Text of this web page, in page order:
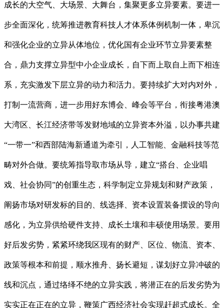
成长的大空气、大场景、大舞台，集聚更多立异要素。要进一
步全面深化，统筹推进教育科技人才体系体例机制一体，卑沉
和强化企业的立异从体地位，优化国有企业环节立异要素整
合，鼎力支撑立异型中小企业成长，自下而上取自上而下相连
系，充实激发下层立异的动力和活力。要持续扩大对内对外，
打制一流营商，进一步用好东博会、峰会等平台，衔接粤港澳
大湾区、长江经济带等发财地域的立异资本外溢，以办事共建
“一带一”和西部陆海新通道为牵引，人工智能、金融科技等范
畴对外合做。要统筹指导取市场从导，建立“搭台、企业唱
戏、社会协同”的创重生态，科学制定立异规划和财产政策，
阐扬市场对研发标的目的、线选择、资本设置装备摆设的导向
感化，为立异供给硬件支持、成长土壤和丰硕使用场景。要用
好后发劣势，紧紧环绕我区现有的财产、区位、物流、资本、
政策等根本和前提，顺水推舟、扬长避短，谋划好立异冲破的
线和沉点，通过络绎不绝的立异实践，将潜正在的后发劣势为
实实正在正在的立异，鞭策广西经济社会实现赶超式成长。全